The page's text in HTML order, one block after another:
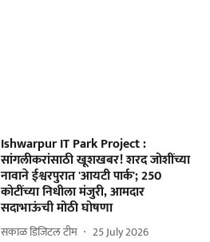
Ishwarpur IT Park Project :
सांगलीकरांसाठी खूशखबर! शरद जोशींच्या
नावाने ईश्वरपुरात 'आयटी पार्क'; 250
कोटींच्या निधीला मंजुरी, आमदार
सदाभाऊंची मोठी घोषणा
सकाळ डिजिटल टीम 25 July 2026